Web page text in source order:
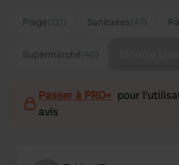
Plage Sanitaires
Supermarché
Passer à PRO+ pour
avis